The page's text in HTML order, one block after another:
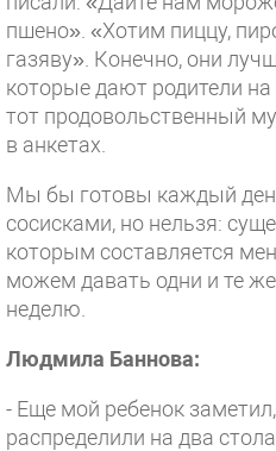
пшено». «Хотим пиццу,
газяву». Конечно, они
которые дают родители на
тот продовольственный
в анкетах.
Мы бы готовы каждый
сосисками, но нельзя:
которым составляется
можем давать одни и те
неделю.
Людмила Баннова:
- Еще мой ребенок
распределили на два